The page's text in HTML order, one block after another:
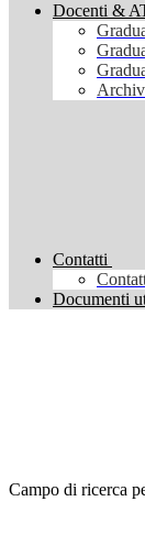
Docenti &
Contatti
Documenti
Campo di ricerca